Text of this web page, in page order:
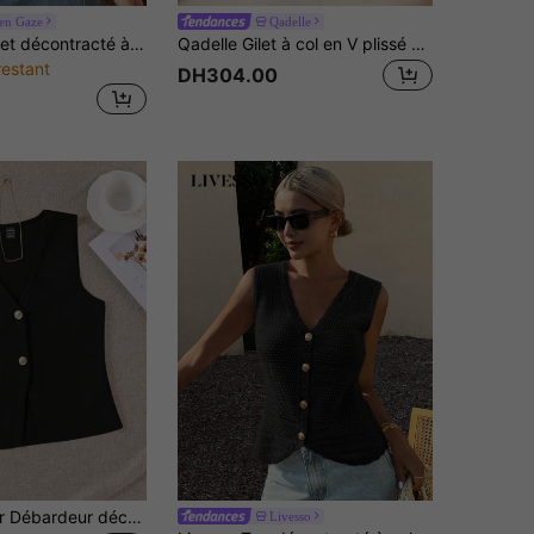
Gaze
Siren Gaze Gilet décontracté à col en V et boutonnage simple pour femmes
Qadelle
Qadelle Gilet à col en V plissé décoré de boutons pour femmes, gilet élégant de mode pour femmes, gilet de couleur unie, gilet en tricot côtelé, convient pour le port quotidien et les sorties
DH304.00
SHEIN EZwear Débardeur décontracté femme couleur unie col en V à simple boutonnage Livesso